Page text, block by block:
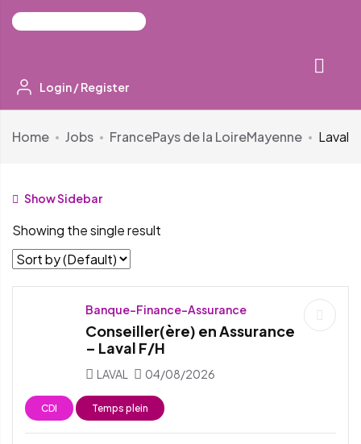
Login /Register
Home Jobs FrancePays de la LoireMayenne Laval
Show Sidebar
Showing the single result
Banque-Finance-Assurance
Conseiller(ère) en Assurance
– Laval F/H
LAVAL 04/08/2026
CDI Temps plein